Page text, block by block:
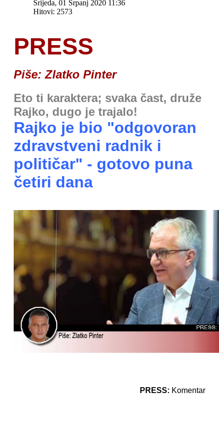
Srijeda, 01 Srpanj 2020 11:36
Hitovi: 2573
PRESS
Piše: Zlatko Pinter
Eto ti karaktera; svaka čast, druže
Rajko, dugo je trajalo!
Rajko je bio "odgovoran
zdravstveni radnik i
političar" - gotovo puna
četiri dana
PRESS: Komentar